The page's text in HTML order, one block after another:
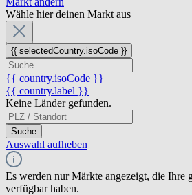
Wähle hier deinen Markt aus
{{ selectedCountry.isoCode }}
{{ country.isoCode }}
{{ country.label }}
Keine Länder gefunden.
Suche
Auswahl aufheben
Es werden nur Märkte angezeigt, die Ihre
verfügbar haben.